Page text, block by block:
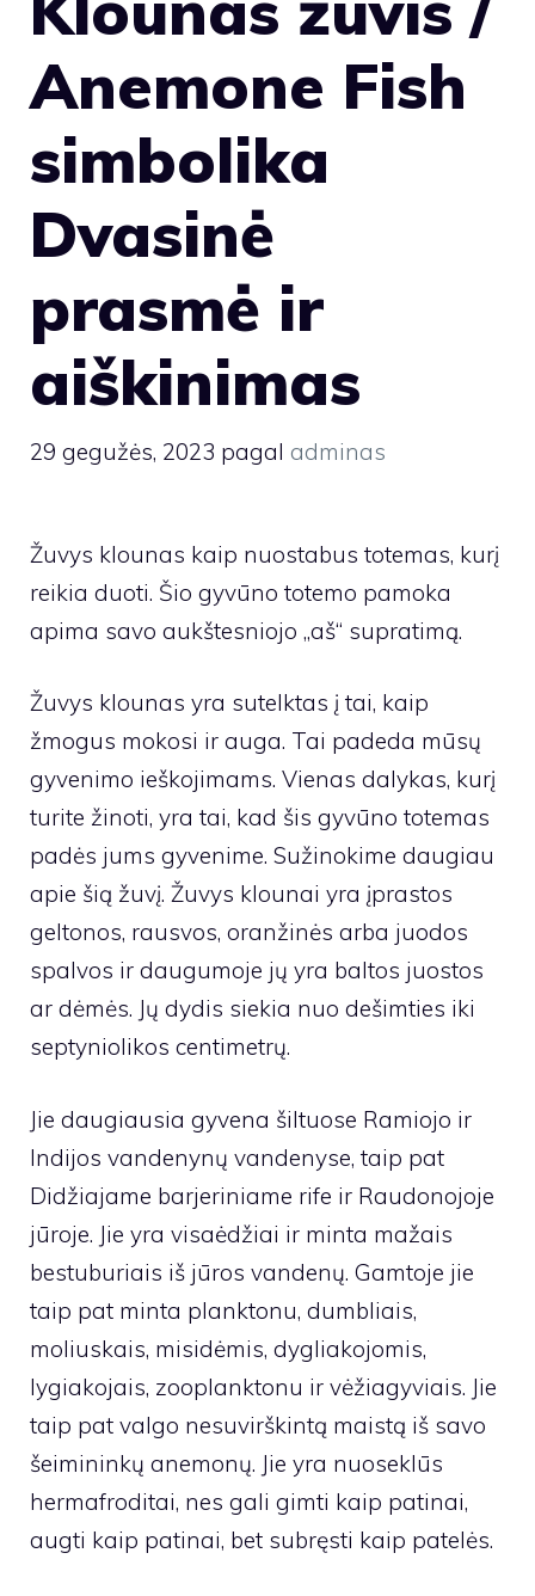
Anemone Fish
simbolika
Dvasinė
prasmė ir
aiškinimas
29 gegužės, 2023 pagal adminas
Žuvys klounas kaip nuostabus totemas, kurį
reikia duoti. Šio gyvūno totemo pamoka
apima savo aukštesniojo „aš“ supratimą.
Žuvys klounas yra sutelktas į tai, kaip
žmogus mokosi ir auga. Tai padeda mūsų
gyvenimo ieškojimams. Vienas dalykas, kurį
turite žinoti, yra tai, kad šis gyvūno totemas
padės jums gyvenime. Sužinokime daugiau
apie šią žuvį. Žuvys klounai yra įprastos
geltonos, rausvos, oranžinės arba juodos
spalvos ir daugumoje jų yra baltos juostos
ar dėmės. Jų dydis siekia nuo dešimties iki
septyniolikos centimetrų.
Jie daugiausia gyvena šiltuose Ramiojo ir
Indijos vandenynų vandenyse, taip pat
Didžiajame barjeriniame rife ir Raudonojoje
jūroje. Jie yra visaėdžiai ir minta mažais
bestuburiais iš jūros vandenų. Gamtoje jie
taip pat minta planktonu, dumbliais,
moliuskais, misidėmis, dygliakojomis,
lygiakojais, zooplanktonu ir vėžiagyviais. Jie
taip pat valgo nesuvirškintą maistą iš savo
šeimininkų anemonų. Jie yra nuoseklūs
hermafroditai, nes gali gimti kaip patinai,
augti kaip patinai, bet subręsti kaip patelės.